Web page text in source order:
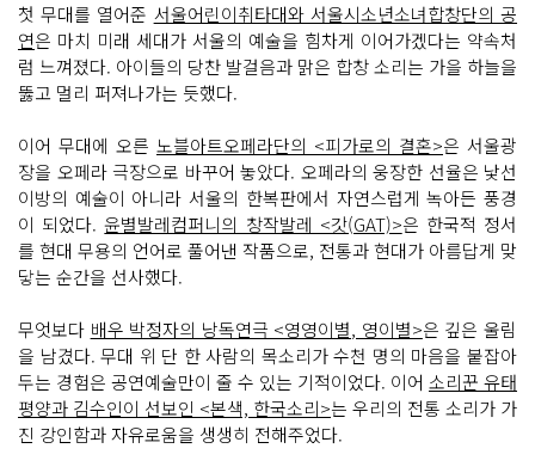
첫 무대를 열어준 서울어린이취타대와 서울시소년소녀합창단의 공
연은 마치 미래 세대가 서울의 예술을 힘차게 이어가겠다는 약속처
럼 느껴졌다. 아이들의 당찬 발걸음과 맑은 합창 소리는 가을 하늘을
뚫고 멀리 퍼져나가는 듯했다.
이어 무대에 오른 노블아트오페라단의 <피가로의 결혼>은 서울광
장을 오페라 극장으로 바꾸어 놓았다. 오페라의 웅장한 선율은 낯선
이방의 예술이 아니라 서울의 한복판에서 자연스럽게 녹아든 풍경
이 되었다.윤별발레컴퍼니의 창작발레 <갓(GAT)>은 한국적 정서
를 현대 무용의 언어로 풀어낸 작품으로, 전통과 현대가 아름답게 맞
닿는 순간을 선사했다.
무엇보다 배우 박정자의 낭독연극 <영영이별, 영이별>은 깊은 울림
을 남겼다. 무대 위 단 한 사람의 목소리가 수천 명의 마음을 붙잡아
두는 경험은 공연예술만이 줄 수 있는 기적이었다. 이어 소리꾼 유태
평양과 김수인이 선보인 <본색, 한국소리>는 우리의 전통 소리가 가
진 강인함과 자유로움을 생생히 전해주었다.